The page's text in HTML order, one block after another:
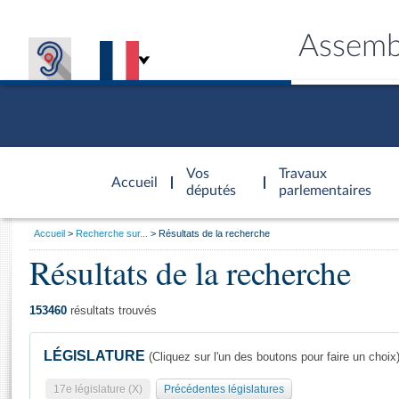
Accueil
d'accueil
Vos
députés
Travaux
parlementaires
Général
Vous
Accueil Recherche sur... Résultats de la recherche
Résultats de la recherche
153460 résultats trouvés
LÉGISLATURE (Cliquez sur l'un des boutons pour faire un choix)
17e législature (X) Précédentes législatures